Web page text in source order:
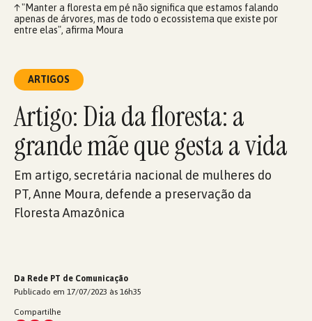
ARTIGOS
Artigo: Dia da floresta: a
grande mãe que gesta a vida
Em artigo, secretária nacional de mulheres do
PT, Anne Moura, defende a preservação da
Floresta Amazônica
↑"Manter a floresta em pé não significa que estamos falando
apenas de árvores, mas de todo o ecossistema que existe por
entre elas", afirma Moura
Da Rede PT de Comunicação
Publicado em 17/07/2023 às 16h35
Compartilhe